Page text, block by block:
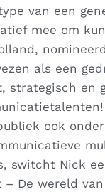
van een
mee om
als een
en
!
ook
switcht Nick
De wereld